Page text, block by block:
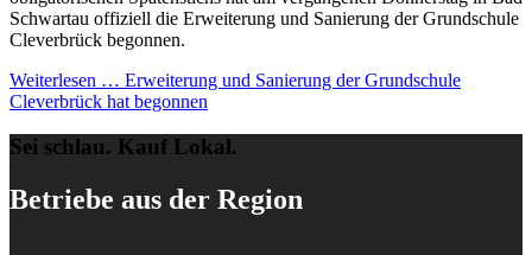
Schwartau offiziell die Erweiterung und Sanierung der Grundschule
Cleverbrück begonnen.
Weiterlesen … Erweiterung und Sanierung der Grundschule
Cleverbrück hat begonnen
Sei schlau. Kauf Lokal.
Betriebe aus der Region